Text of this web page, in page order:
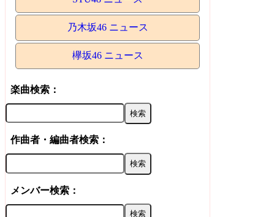
乃木坂46 ニュース
欅坂46 ニュース
楽曲検索：
作曲者・編曲者検索：
メンバー検索：